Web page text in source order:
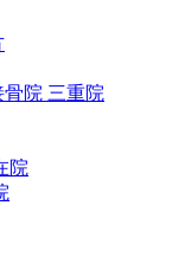
院 三重院
院